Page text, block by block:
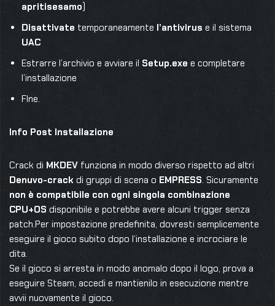
apritisesamo)
Disattivate temporaneamente l’antivirus e il sistema
UAC
Estrarre l’archivio e avviare il Setup.exe e completare
l’installazione
FIne.
Info Post Installazione
Crack di MKDEV funziona in modo diverso rispetto ad altri
Denuvo-crack di gruppi di scena o EMPRESS. Sicuramente
non è compatibile con ogni singola combinazione
CPU+OS disponibile e potrebbe avere alcuni trigger senza
patch.Per impostazione predefinita, dovresti semplicemente
eseguire il gioco subito dopo l’installazione e incrociare le
dita.
Se il gioco si arresta in modo anomalo dopo il logo, prova a
eseguire Steam, accedi e mantienilo in esecuzione mentre
avvii nuovamente il gioco.